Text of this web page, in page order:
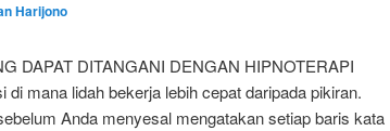
Harijono
DAPAT DITANGANI DENGAN HIPNOTERAPI
di mana lidah bekerja lebih cepat daripada pikiran.
Anda menyesal mengatakan setiap baris kata